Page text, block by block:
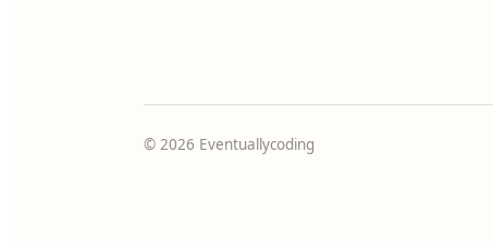
© 2026 Eventuallycoding